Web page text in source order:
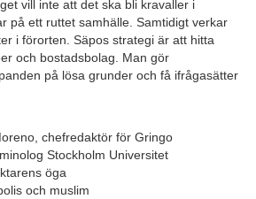
vill inte att det ska bli kravaller i
på ett ruttet samhälle. Samtidigt verkar
i förorten. Säpos strategi är att hitta
och bostadsbolag. Man gör
på lösa grunder och få ifrågasätter
chefredaktör för Gringo
Stockholm Universitet
öga
och muslim